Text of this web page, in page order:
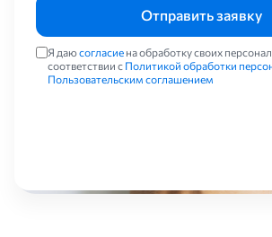
Отправить заявку
Я даюсогласие на обработку своих
соответствии с Политикой обработки
Пользовательским соглашением